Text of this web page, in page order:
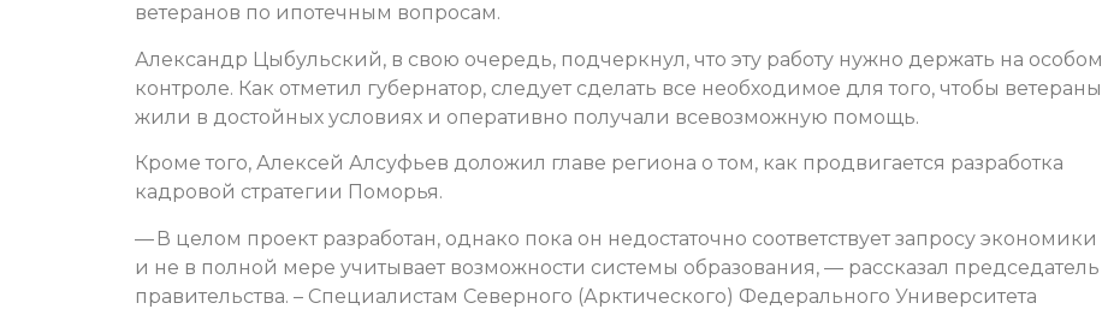
ветеранов по ипотечным вопросам.
Александр Цыбульский, в свою очередь, подчеркнул, что эту работу нужно держать на особом
контроле. Как отметил губернатор, следует сделать все необходимое для того, чтобы ветераны
жили в достойных условиях и оперативно получали всевозможную помощь.
Кроме того, Алексей Алсуфьев доложил главе региона о том, как продвигается разработка
кадровой стратегии Поморья.
— В целом проект разработан, однако пока он недостаточно соответствует запросу экономики
и не в полной мере учитывает возможности системы образования, — рассказал председатель
правительства. – Специалистам Северного (Арктического) Федерального Университета